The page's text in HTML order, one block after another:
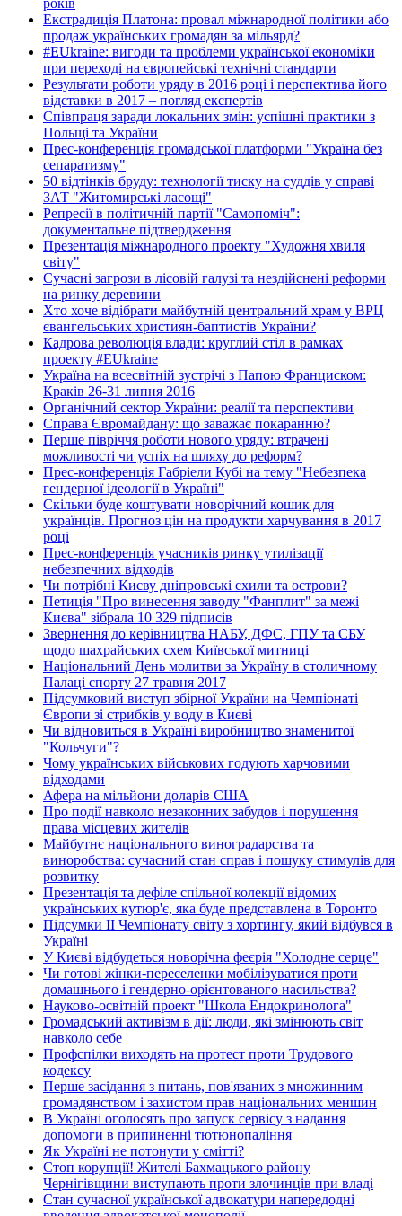
Екстрадиція Платона: провал міжнародної політики або
продаж українських громадян за мільярд?
#EUkraine: вигоди та проблеми української економіки
при переході на європейські технічні стандарти
Результати роботи уряду в 2016 році і перспектива його
відставки в 2017 – погляд експертів
Співпраця заради локальних змін: успішні практики з
Польщі та України
Прес-конференція громадської платформи "Україна без
сепаратизму"
50 відтінків бруду: технології тиску на суддів у справі
ЗАТ "Житомирські ласощі"
Репресії в політичній партії "Самопоміч":
документальне підтвердження
Презентація міжнародного проекту "Художня хвиля
світу"
Сучасні загрози в лісовій галузі та нездійснені реформи
на ринку деревини
Хто хоче відібрати майбутній центральний храм у ВРЦ
євангельських християн-баптистів України?
Кадрова революція влади: круглий стіл в рамках
проекту #EUkraine
Україна на всесвітній зустрічі з Папою Франциском:
Краків 26-31 липня 2016
Органічний сектор України: реалії та перспективи
Справа Євромайдану: що заважає покаранню?
Перше півріччя роботи нового уряду: втрачені
можливості чи успіх на шляху до реформ?
Прес-конференція Габріели Кубі на тему "Небезпека
гендерної ідеології в Україні"
Скільки буде коштувати новорічний кошик для
українців. Прогноз цін на продукти харчування в 2017
році
Прес-конференція учасників ринку утилізації
небезпечних відходів
Чи потрібні Києву дніпровські схили та острови?
Петиція "Про винесення заводу "Фанплит" за межі
Києва" зібрала 10 329 підписів
Звернення до керівництва НАБУ, ДФС, ГПУ та СБУ
щодо шахрайських схем Київської митниці
Національний День молитви за Україну в столичному
Палаці спорту 27 травня 2017
Підсумковий виступ збірної України на Чемпіонаті
Європи зі стрибків у воду в Києві
Чи відновиться в Україні виробництво знаменитої
"Кольчуги"?
Чому українських військових годують харчовими
відходами
Афера на мільйони доларів США
Про події навколо незаконних забудов і порушення
права місцевих жителів
Майбутнє національного виноградарства та
виноробства: сучасний стан справ і пошуку стимулів для
розвитку
Презентація та дефіле спільної колекції відомих
українських кутюр'є, яка буде представлена в Торонто
Підсумки ІІ Чемпіонату світу з хортингу, який відбувся в
Україні
У Києві відбудеться новорічна феєрія "Холодне серце"
Чи готові жінки-переселенки мобілізуватися проти
домашнього і гендерно-орієнтованого насильства?
Науково-освітній проект "Школа Ендокринолога"
Громадський активізм в дії: люди, які змінюють світ
навколо себе
Профспілки виходять на протест проти Трудового
кодексу
Перше засідання з питань, пов'язаних з множинним
громадянством і захистом прав національних меншин
В Україні оголосять про запуск сервісу з надання
допомоги в припиненні тютюнопаління
Як Україні не потонути у смітті?
Стоп корупції! Жителі Бахмацького району
Чернігівщини виступають проти злочинців при владі
Стан сучасної української адвокатури напередодні